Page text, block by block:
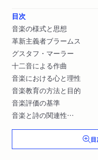
目次
音楽の様式と思想
革新主義者ブラームス
グスタフ・マーラー
十二音による作曲
音楽における心と理性
音楽教育の方法と目的
音楽評価の基準
音楽と詩の関連性
民族的音楽について